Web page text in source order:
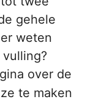
gehele
weten
over de
te maken